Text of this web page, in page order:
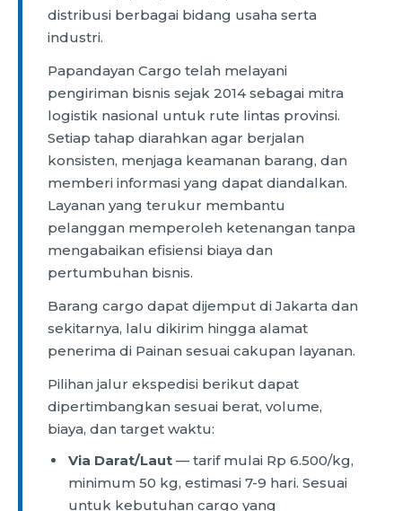
distribusi berbagai bidang usaha serta
industri.
Papandayan Cargo telah melayani
pengiriman bisnis sejak 2014 sebagai mitra
logistik nasional untuk rute lintas provinsi.
Setiap tahap diarahkan agar berjalan
konsisten, menjaga keamanan barang, dan
memberi informasi yang dapat diandalkan.
Layanan yang terukur membantu
pelanggan memperoleh ketenangan tanpa
mengabaikan efisiensi biaya dan
pertumbuhan bisnis.
Barang cargo dapat dijemput di Jakarta dan
sekitarnya, lalu dikirim hingga alamat
penerima di Painan sesuai cakupan layanan.
Pilihan jalur ekspedisi berikut dapat
dipertimbangkan sesuai berat, volume,
biaya, dan target waktu:
Via Darat/Laut — tarif mulai Rp 6.500/kg,
minimum 50 kg, estimasi 7-9 hari. Sesuai
untuk kebutuhan cargo yang